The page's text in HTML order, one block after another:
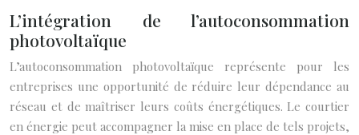
L’intégration de l’autoconsommation
photovoltaïque
L’autoconsommation photovoltaïque représente pour les
entreprises une opportunité de réduire leur dépendance au
réseau et de maîtriser leurs coûts énergétiques. Le courtier
en énergie peut accompagner la mise en place de tels projets,